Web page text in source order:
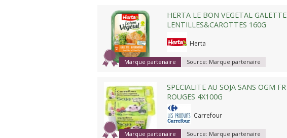
HERTA LE BON VEGETAL GALETTE
LENTILLES&CAROTTES 160G
Herta
Marque partenaire Source: Marque partenaire
SPECIALITE AU SOJA SANS OGM FR
ROUGES 4X100G
Carrefour
Marque partenaire Source: Marque partenaire